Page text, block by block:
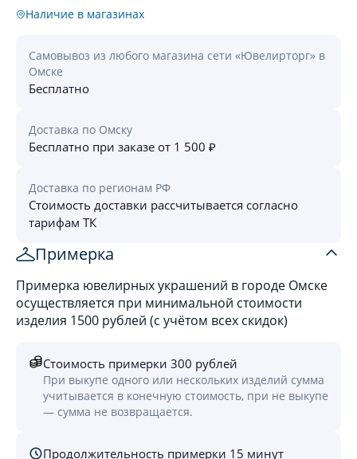
Наличие в магазинах
Самовывоз из любого магазина сети «Ювелирторг» в
Омске
Бесплатно
Доставка по Омску
Бесплатно при заказе от 1 500 ₽
Доставка по регионам РФ
Стоимость доставки рассчитывается согласно
тарифам ТК
Примерка
Примерка ювелирных украшений в городе Омске
осуществляется при минимальной стоимости
изделия 1500 рублей (с учётом всех скидок)
Стоимость примерки 300 рублей
При выкупе одного или нескольких изделий сумма
учитывается в конечную стоимость, при не выкупе
— сумма не возвращается.
Продолжительность примерки 15 минут